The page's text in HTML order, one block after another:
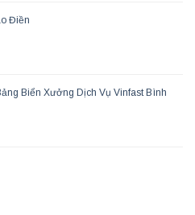
Điền
Biển Xưởng Dịch Vụ Vinfast Bình